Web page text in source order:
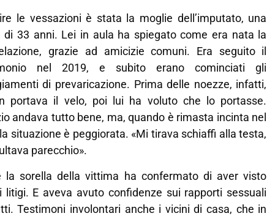
le vessazioni è stata la moglie dell’imputato, una
di 33 anni. Lei in aula ha spiegato come era nata la
grazie ad amicizie comuni. Era seguito il
nel 2019, e subito erano cominciati gli
di prevaricazione. Prima delle noezze, infatti,
portava il velo, poi lui ha voluto che lo portasse.
andava tutto bene, ma, quando è rimasta incinta nel
situazione è peggiorata. «Mi tirava schiaffi alla testa,
parecchio».
la sorella della vittima ha confermato di aver visto
litigi. E aveva avuto confidenze sui rapporti sessuali
Testimoni involontari anche i vicini di casa, che in